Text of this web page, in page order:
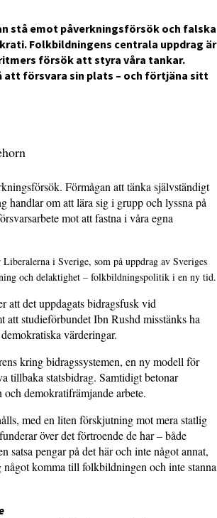
stå emot påverkningsförsök och falska
Folkbildningens centrala uppdrag är
försök att styra våra tankar.
försvara sin plats – och förtjäna sitt
Förmågan att tänka självständigt
handlar om att lära sig i grupp och lyssna på
mot att fastna i våra egna
i Sverige, som på uppdrag av Sveriges
och delaktighet – folkbildningspolitik i en ny tid.
att det uppdagats bidragsfusk vid
studie­förbundet Ibn Rushd misstänks ha
värderingar.
kring bidragssystemen, en ny modell för
tillbaka statsbidrag. Samtidigt betonar
demokratifrämjande arbete.
med en liten förskjutning mot mera statlig
över det förtroende de har – både
satsa pengar på det här och inte något annat,
komma till folkbildningen och inte stanna